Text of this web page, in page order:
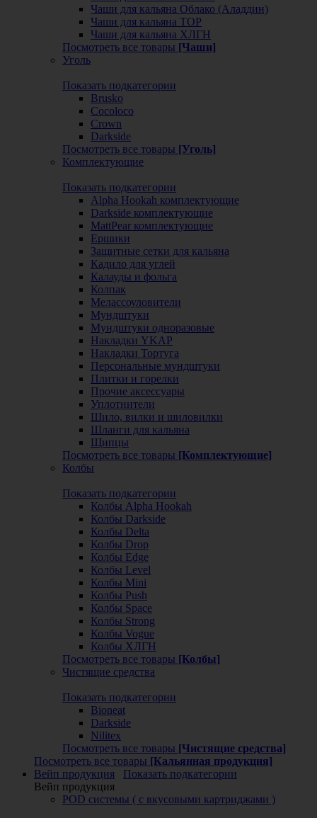
Чаши для кальяна Облако (Аладдин)
Чаши для кальяна ТОР
Чаши для кальяна ХЛГН
Посмотреть все товары [Чаши]
Уголь
Показать подкатегории
Brusko
Cocoloco
Crown
Darkside
Посмотреть все товары [Уголь]
Комплектующие
Показать подкатегории
Alpha Hookah комплектующие
Darkside комплектующие
MattPear комплектующие
Ершики
Защитные сетки для кальяна
Кадило для углей
Калауды и фольга
Колпак
Мелассоуловители
Мундштуки
Мундштуки одноразовые
Накладки YKAP
Накладки Тортуга
Персональные мундштуки
Плитки и горелки
Прочие аксессуары
Уплотнители
Шило, вилки и шиловилки
Шланги для кальяна
Щипцы
Посмотреть все товары [Комплектующие]
Колбы
Показать подкатегории
Колбы Alpha Hookah
Колбы Darkside
Колбы Delta
Колбы Drop
Колбы Edge
Колбы Level
Колбы Mini
Колбы Push
Колбы Space
Колбы Strong
Колбы Vogue
Колбы ХЛГН
Посмотреть все товары [Колбы]
Чистящие средства
Показать подкатегории
Bioneat
Darkside
Nilitex
Посмотреть все товары [Чистящие средства]
Посмотреть все товары [Кальянная продукция]
Вейп продукция
Показать подкатегории
Вейп продукция
POD системы ( с вкусовыми картриджами )